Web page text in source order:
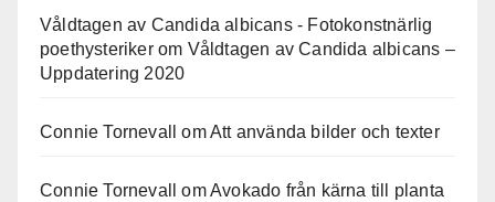
Våldtagen av Candida albicans - Fotokonstnärlig
poethysterikerom Våldtagen av Candida albicans –
Uppdatering 2020
Connie Tornevall omAtt använda bilder och texter
Connie Tornevall omAvokado från kärna till planta